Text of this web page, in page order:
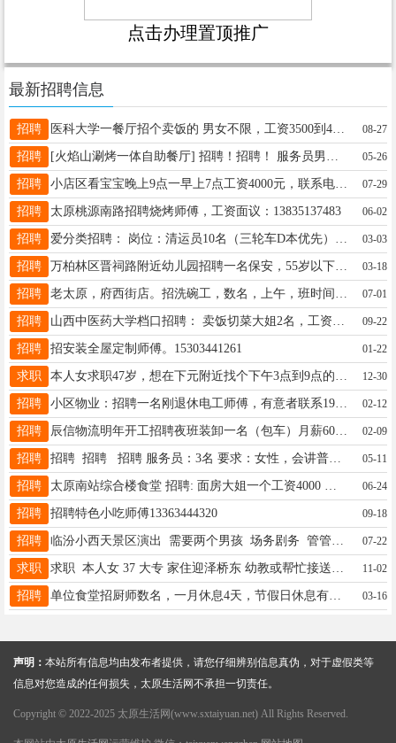
点击办理置顶推广
最新招聘信息
招聘 医科大学一餐厅招个卖饭的 男女不限，工资3500到4000，看能力 联系电话13453461679 08-27
招聘 05-26
招聘 小店区看宝宝晚上9点一早上7点工资4000元，联系电话15513277827 07-29
招聘 太原桃源南路招聘烧烤师傅，工资面议：13835137483 06-02
招聘 03-03
招聘 万柏林区晋祠路附近幼儿园招聘一名保安，55岁以下，单休只上白班，中午管饭，不管住，最好是本市人员，详情咨询吕先生18735125368 03-18
招聘 07-01
招聘 09-22
招聘 招安装全屋定制师傅。15303441261 01-22
求职 12-30
招聘 小区物业：招聘一名刚退休电工师傅，有意者联系19835111895 02-12
招聘 辰信物流明年开工招聘夜班装卸一名（包车）月薪6000-12000，多劳多得，要求年龄25-45岁，有三年以上物流经验者，其余勿扰。 4.2高栏驾驶员1名，工资5000-9000，多劳多得，计件薪资，有二年以上物流经验者，新手勿扰。 客服一名，有三年以上物流相关经验者，新手勿扰。工资面议。 所有岗位都需要有物流相关经验者，新手勿扰。 地址：丁箭物流园内辰信物流13593198802 02-09
招聘 招聘 招聘 招聘 服务员：3名 要求：女性，会讲普通话、没有高血压等病史 薪资待遇：底薪3000+200全勤+提成+工龄奖， 上班时间：12小时，两班到、一周一换班 工作地址：杏花岭区北大街今阁后街 联系电话：13233639319 05-11
招聘 06-24
招聘 招聘特色小吃师傅13363444320 09-18
招聘 07-22
求职 11-02
招聘 单位食堂招厨师数名，一月休息4天，节假日休息有休息的师傅联系15110717089 03-16
声明： 本站所有信息均由发布者提供，请您仔细辨别信息真伪，对于虚假类等
信息对您造成的任何损失，太原生活网不承担一切责任。
Copyright © 2022-2025 太原生活网(www.sxtaiyuan.net) All Rights Reserved.